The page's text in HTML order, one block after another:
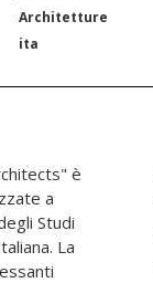
Architetture
ita
è
a
Studi
La
di una
carico